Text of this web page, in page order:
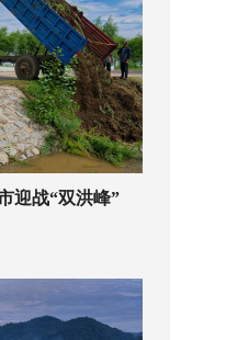
迎战“双洪峰”